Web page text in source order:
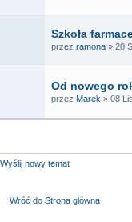
Szkoła
przez ramona » 20
Od nowego
przez Marek » 08
Wyślij nowy temat
Wróć do Strona główna